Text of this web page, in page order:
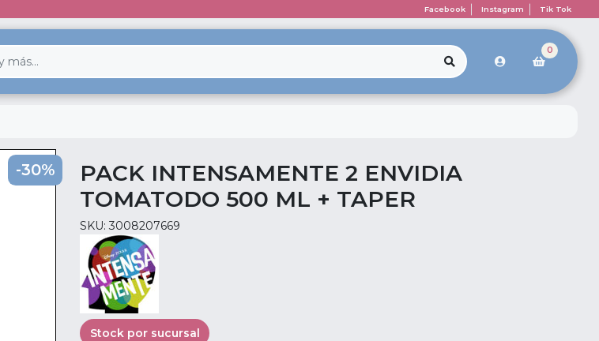
Facebook Instagram Tik Tok
0
-30%
PACK INTENSAMENTE 2 ENVIDIA
TOMATODO 500 ML + TAPER
SKU: 3008207669
Stock por sucursal